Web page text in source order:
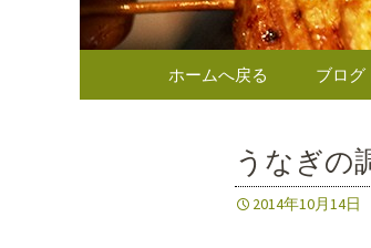
コンテンツへ移動
ホームへ戻る ブログ
うなぎの
2014年10月14日